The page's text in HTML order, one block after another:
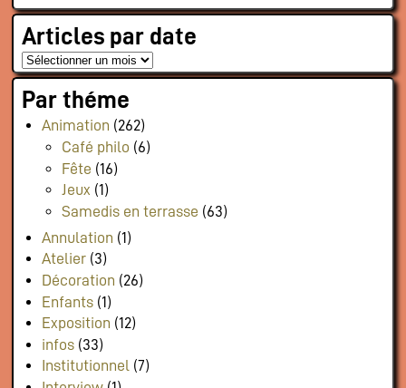
Articles par date
Par théme
Animation (262)
Café philo (6)
Fête (16)
Jeux (1)
Samedis en terrasse (63)
Annulation (1)
Atelier(3)
Décoration (26)
Enfants(1)
Exposition (12)
infos(33)
Institutionnel (7)